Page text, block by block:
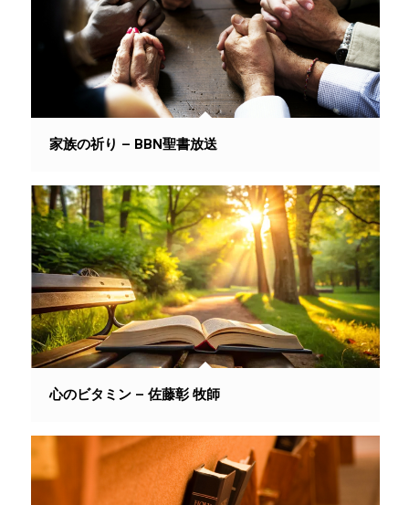
家族の祈り – BBN聖書放送
心のビタミン – 佐藤彰 牧師